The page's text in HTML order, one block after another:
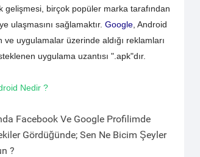
gelişmesi, birçok popüler marka tarafından
ulaşmasını sağlamaktır. Google , Android
ve uygulamalar üzerinde aldığı reklamları
uygulama uzantısı ".apk"dır.
Nedir ?
Facebook Ve Google Profilimde
Gördüğünde; Sen Ne Bicim Şeyler
?